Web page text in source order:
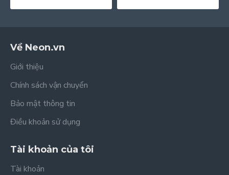
Về Neon.vn
Giới thiệu
Chính sách vận chuyển
Bảo mật thông tin
Điều khoản sử dụng
Tài khoản của tôi
Tài khoản